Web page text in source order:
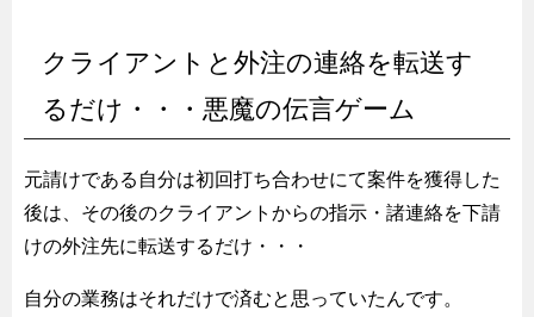
クライアントと外注の連絡を転送す
るだけ・・・悪魔の伝言ゲーム
元請けである自分は初回打ち合わせにて案件を獲得した
後は、その後のクライアントからの指示・諸連絡を下請
けの外注先に転送するだけ・・・
自分の業務はそれだけで済むと思っていたんです。